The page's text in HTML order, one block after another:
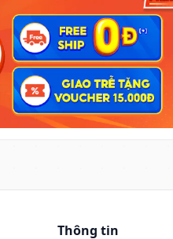
Thông tin